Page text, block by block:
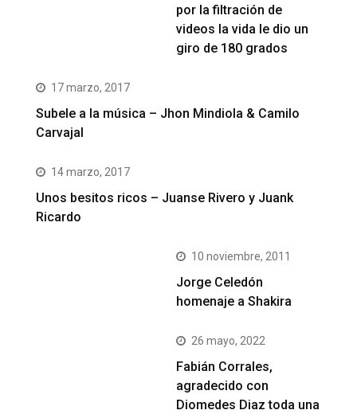
por la filtración de
videos la vida le dio un
giro de 180 grados
17 marzo, 2017
Subele a la música – Jhon Mindiola & Camilo
Carvajal
14 marzo, 2017
Unos besitos ricos – Juanse Rivero y Juank
Ricardo
10 noviembre, 2011
Jorge Celedón
homenaje a Shakira
26 mayo, 2022
Fabián Corrales,
agradecido con
Diomedes Diaz toda una